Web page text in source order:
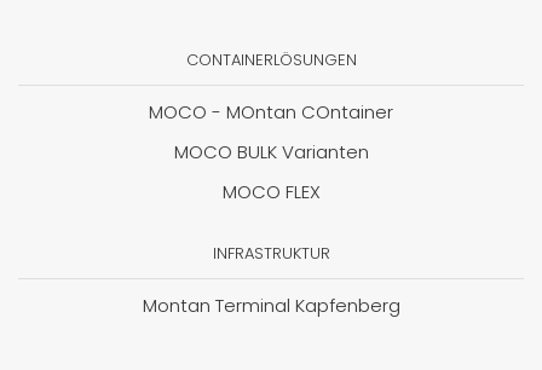
CONTAINERLÖSUNGEN
MOCO - MOntan COntainer
MOCO BULK Varianten
MOCO FLEX
INFRASTRUKTUR
Montan Terminal Kapfenberg